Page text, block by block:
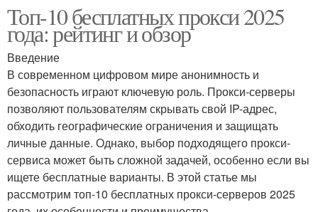
Топ-10 бесплатных прокси 2025
года: рейтинг и обзор
Введение
В современном цифровом мире анонимность и
безопасность играют ключевую роль. Прокси-серверы
позволяют пользователям скрывать свой IP-адрес,
обходить географические ограничения и защищать
личные данные. Однако, выбор подходящего прокси-
сервиса может быть сложной задачей, особенно если вы
ищете бесплатные варианты. В этой статье мы
рассмотрим топ-10 бесплатных прокси-серверов 2025